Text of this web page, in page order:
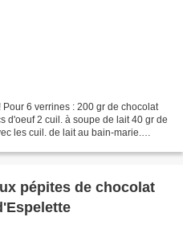
6 verrines : 200 gr de chocolat
d'oeuf 2 cuil. à soupe de lait 40 gr de
les cuil. de lait au bain-marie.
pépites de chocolat